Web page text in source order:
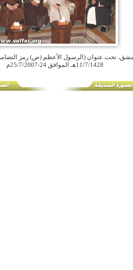
11/7/1428هـ الموافق 24-25/7/2007م